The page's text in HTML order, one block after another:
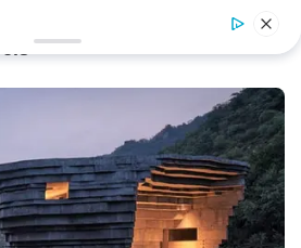
Had Touched In Over 2,400